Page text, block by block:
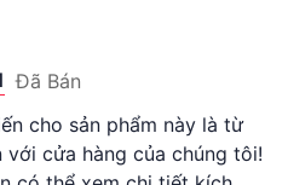
Đã Bán
cho sản phẩm này là từ
cửa hàng của chúng tôi!